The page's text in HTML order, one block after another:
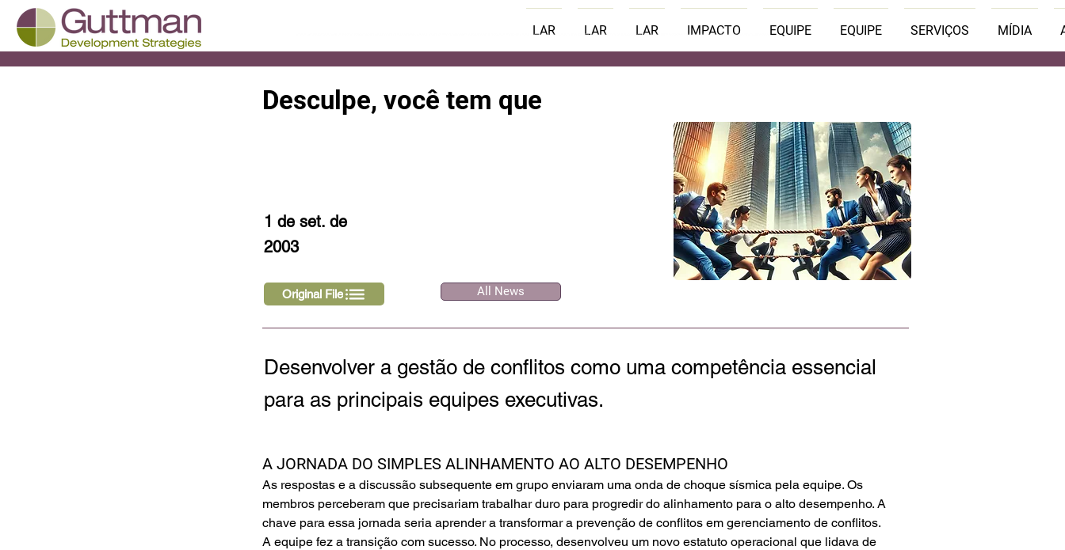
LAR LAR LAR IMPACTO EQUIPE EQUIPE SERVIÇOS MÍDIA
< Back
Desculpe, você tem que
1 de set. de
2003
Original File All News
Desenvolver a gestão de conflitos como uma competência essencial
para as principais equipes executivas.
A JORNADA DO SIMPLES ALINHAMENTO AO ALTO DESEMPENHO
As respostas e a discussão subsequente em grupo enviaram uma onda de choque sísmica pela equipe. Os
membros perceberam que precisariam trabalhar duro para progredir do alinhamento para o alto desempenho. A
chave para essa jornada seria aprender a transformar a prevenção de conflitos em gerenciamento de conflitos.
A equipe fez a transição com sucesso. No processo, desenvolveu um novo estatuto operacional que lidava de